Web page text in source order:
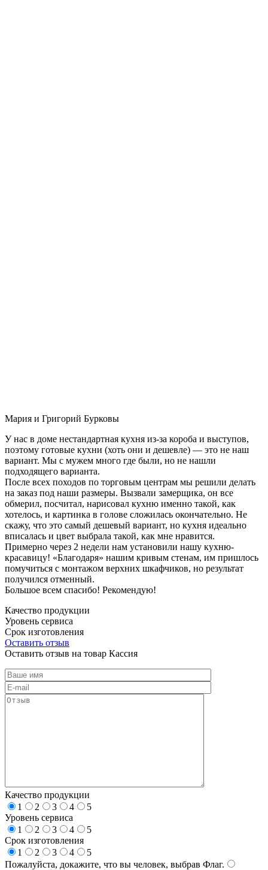
Мария и Григорий Бурковы
У нас в доме нестандартная кухня из-за короба и выступов,
поэтому готовые кухни (хоть они и дешевле) — это не наш
вариант. Мы с мужем много где были, но не нашли
подходящего варианта.
После всех походов по торговым центрам мы решили делать
на заказ под наши размеры. Вызвали замерщика, он все
обмерил, посчитал, нарисовал кухню именно такой, как
хотелось, и картинка в голове сложилась окончательно. Не
скажу, что это самый дешевый вариант, но кухня идеально
вписалась и цвет выбрала такой, как мне нравится.
Примерно через 2 недели нам установили нашу кухню-
красавицу! «Благодаря» нашим кривым стенам, им пришлось
помучиться с монтажом верхних шкафчиков, но результат
получился отменный.
Большое всем спасибо! Рекомендую!
Качество продукции
Уровень сервиса
Срок изготовления
Оставить отзыв
Оставить отзыв на товар Кассия
Качество продукции
1
2 3 4
5
Уровень сервиса
1
2 3 4
5
Срок изготовления
1
2 3 4
5
Пожалуйста, докажите, что вы человек, выбрав Флаг.